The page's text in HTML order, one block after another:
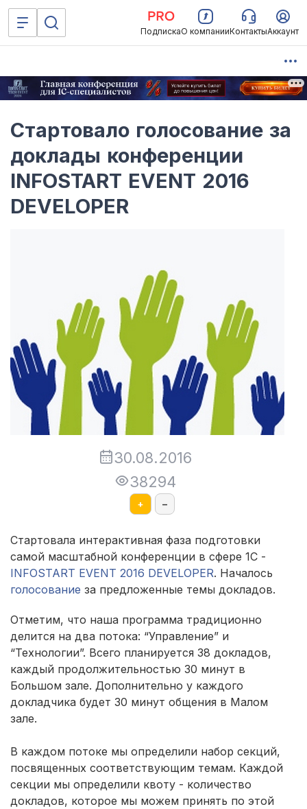
ПодпискаО компанииКонтактыАккаунт
Стартовало голосование за
доклады конференции
INFOSTART EVENT 2016
DEVELOPER
30.08.2016
38294
+ –
Стартовала интерактивная фаза подготовки
самой масштабной конференции в сфере 1С -
INFOSTART EVENT 2016 DEVELOPER. Началось
голосование за предложенные темы докладов.
Отметим, что наша программа традиционно
делится на два потока: “Управление” и
“Технологии”. Всего планируется 38 докладов,
каждый продолжительностью 30 минут в
Большом зале. Дополнительно у каждого
докладчика будет 30 минут общения в Малом
зале.
В каждом потоке мы определили набор секций,
посвященных соответствующим темам. Каждой
секции мы определили квоту - количество
докладов, которое мы можем принять по этой